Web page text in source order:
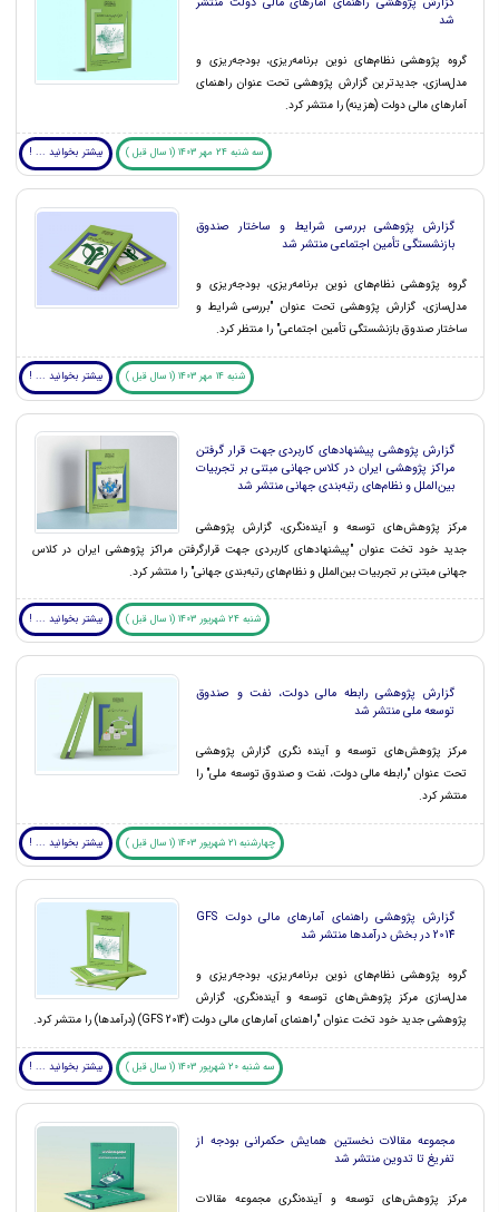
شد
گروه پژوهشی نظام‌های نوین برنامه‌ریزی، بودجه‌ریزی و
مدل‌سازی، جدیدترین گزارش پژوهشی تحت عنوان راهنمای
آمارهای مالی دولت (هزینه) را منتشر کرد.
سه شنبه 24 مهر 1403 (1 سال قبل ) بیشتر بخوانید ... !
گزارش پژوهشی بررسی شرایط و ساختار صندوق‌
بازنشستگی تأمین اجتماعی منتشر شد
گروه پژوهشی نظام‌های نوین برنامه‌ریزی، بودجه‌ریزی و
مدل‌سازی، گزارش پژوهشی تحت عنوان "بررسی شرایط و
ساختار صندوق‌ بازنشستگی تأمین اجتماعی" را منتظر کرد.
شنبه 14 مهر 1403 (1 سال قبل ) بیشتر بخوانید ... !
گزارش پژوهشی پیشنهادهای کاربردی جهت قرار گرفتن
مراکز پژوهشی ایران در کلاس جهانی مبتنی بر تجربیات
بین‌الملل و نظام‌های رتبه‌بندی جهانی‌ منتشر شد
مرکز پژوهش‌های توسعه و آینده‌نگری، گزارش پژوهشی
جدید خود تخت عنوان "پیشنهادهای کاربردی جهت قرارگرفتن مراکز پژوهشی ایران در کلاس
جهانی مبتنی بر تجربیات بین‌الملل و نظام‌های رتبه‌بندی جهانی" را منتشر کرد.
شنبه 24 شهریور 1403 (1 سال قبل ) بیشتر بخوانید ... !
گزارش پژوهشی رابطه مالی دولت، نفت و صندوق
توسعه ملی منتشر شد
مرکز پژوهش‌های توسعه و آینده نگری گزارش پژوهشی
تحت عنوان "رابطه مالی دولت، نفت و صندوق توسعه ملی" را
منتشر کرد.
چهارشنبه 21 شهریور 1403 (1 سال قبل ) بیشتر بخوانید ... !
گزارش پژوهشی راهنمای آمارهای مالی دولت GFS
2014 در بخش درآمدها منتشر شد
گروه پژوهشی نظام‌های نوین برنامه‌ریزی، بودجه‌ریزی و
مدل‌سازی مرکز پژوهش‌های توسعه و آینده‌نگری، گزارش
پژوهشی جدید خود تخت عنوان "راهنمای آمارهای مالی دولت (GFS 2014) (درآمدها) را منتشر کرد.
سه شنبه 20 شهریور 1403 (1 سال قبل ) بیشتر بخوانید ... !
مجموعه مقالات نخستین همایش حکمرانی بودجه از
تفریغ تا تدوین منتشر شد
مرکز پژوهش‌های توسعه و آینده‌نگری مجموعه مقالات